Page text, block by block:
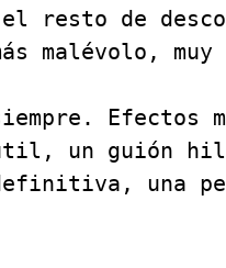
resto de
malévolo,
Efectos
un guión
una